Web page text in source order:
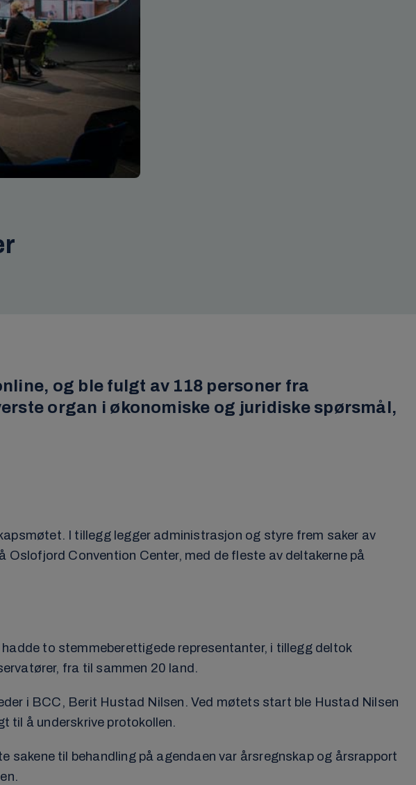
og ble fulgt av 118 personer fra
organ i økonomiske og juridiske spørsmål,
I tillegg legger administrasjon og styre frem saker av
Oslofjord Convention Center, med de fleste av deltakerne på
to stemmeberettigede representanter, i tillegg deltok
fra til sammen 20 land.
i BCC, Berit Hustad Nilsen. Ved møtets start ble Hustad Nilsen
til å underskrive protokollen.
til behandling på agendaen var årsregnskap og årsrapport